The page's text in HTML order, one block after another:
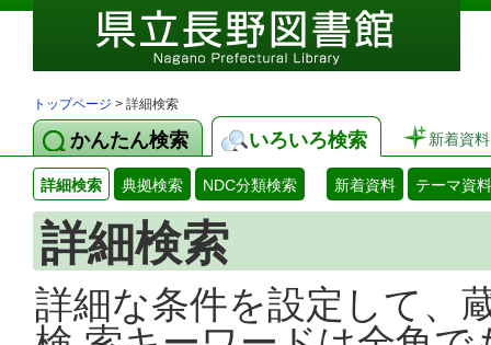
トップページ > 詳細検索
かんたん検索 いろいろ検索 新着資料
詳細検索 典拠検索 NDC分類検索 新着資料 テーマ資料
詳細検索
詳細な条件を設定して、